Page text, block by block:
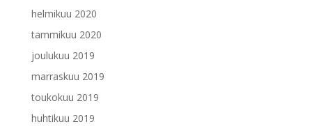
helmikuu 2020
tammikuu 2020
joulukuu 2019
marraskuu 2019
toukokuu 2019
huhtikuu 2019